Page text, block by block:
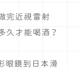
完近視雷射
久才能喝酒？
眼鏡到日本滑